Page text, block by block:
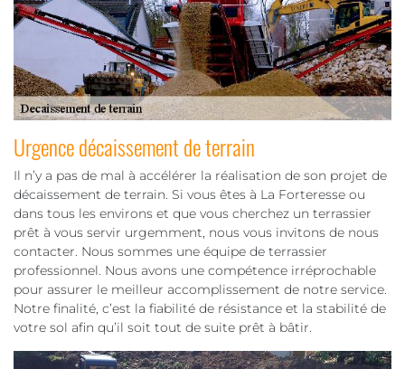
Urgence décaissement de terrain
Il n’y a pas de mal à accélérer la réalisation de son projet de
décaissement de terrain. Si vous êtes à La Forteresse ou
dans tous les environs et que vous cherchez un terrassier
prêt à vous servir urgemment, nous vous invitons de nous
contacter. Nous sommes une équipe de terrassier
professionnel. Nous avons une compétence irréprochable
pour assurer le meilleur accomplissement de notre service.
Notre finalité, c’est la fiabilité de résistance et la stabilité de
votre sol afin qu’il soit tout de suite prêt à bâtir.